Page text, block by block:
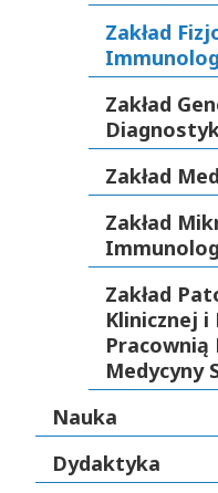
Zakład
Zakład
Zakład
Zakład
Zakład
Klinicznej i
Medycyny
Nauka
Dydaktyka